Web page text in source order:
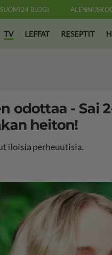
SUOMI24 BLOGI
TV LEFFAT RESEPTIT
odottaa - Sai
heiton!
iloisia perheuutisia.